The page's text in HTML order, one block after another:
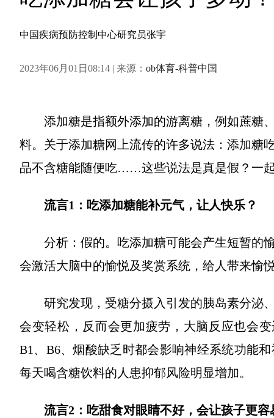
中国疾病预防控制中心研究员张宇
2023年06月01日08:14 | 来源： ob体育-科普中国
添加糖是指额外添加的游离糖，例如蔗糖
料。关于添加糖网上流传的许多说法：添加糖
品不含糖能随便吃……这些说法是真是假？一起
流言1：吃添加糖能补元气，让人快乐？
分析：假的。吃添加糖可能会产生短暂的
会激活大脑中的愉悦及奖赏系统，给人带来愉
研究发现，受糖分摄入引发的胰岛素分泌
会变轻松，反而会更加疲劳，大脑反应也会
B1、B6、烟酸缺乏时都会影响神经系统功能
每天喝含糖饮料的人患抑郁风险明显增加。
流言2：吃甜食对眼睛不好，会让孩子更容